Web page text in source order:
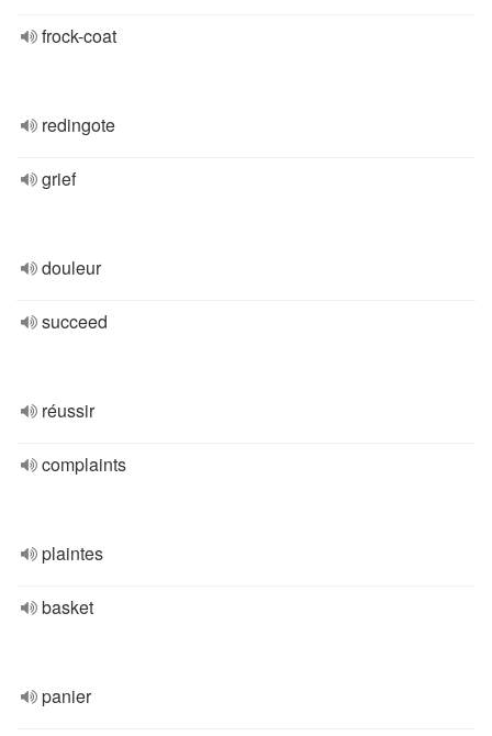
frock-coat
redingote
grief
douleur
succeed
réussir
complaints
plaintes
basket
panier